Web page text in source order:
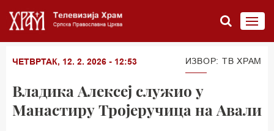
ЧЕТВРТАК, 12. 2. 2026 - 12:53 ИЗВОР: TВ ХРАМ
Владика Алексеј служио у
Mанастиру Тројеручица на Авали